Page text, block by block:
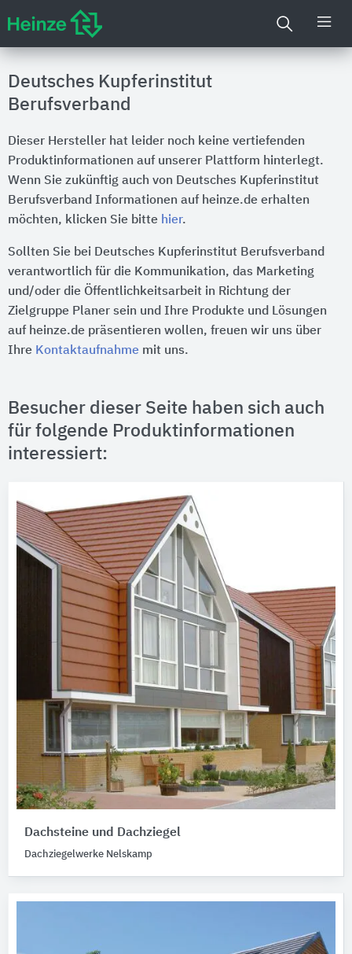
Deutsches Kupferinstitut
Berufsverband
Dieser Hersteller hat leider noch keine vertiefenden
Produktinformationen auf unserer Plattform hinterlegt.
Wenn Sie zukünftig auch von Deutsches Kupferinstitut
Berufsverband Informationen auf heinze.de erhalten
möchten, klicken Sie bitte hier.
Sollten Sie bei Deutsches Kupferinstitut Berufsverband
verantwortlich für die Kommunikation, das Marketing
und/oder die Öffentlichkeitsarbeit in Richtung der
Zielgruppe Planer sein und Ihre Produkte und Lösungen
auf heinze.de präsentieren wollen, freuen wir uns über
Ihre Kontaktaufnahme mit uns.
Besucher dieser Seite haben sich auch
für folgende Produktinformationen
interessiert:
Dachsteine und Dachziegel
Dachziegelwerke Nelskamp